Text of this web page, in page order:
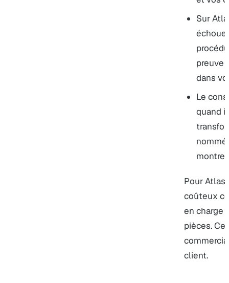
Sur
échoue
preuve
dans
Le
quand
montrer.
Pour
coûteux
en charge
pièces.
client.